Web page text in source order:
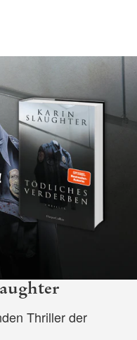
Thriller der